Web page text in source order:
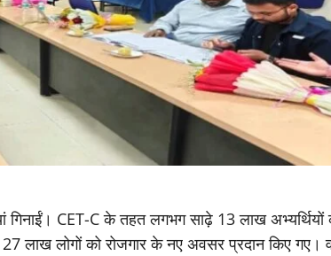
गिनाईं। CET-C के तहत लगभग साढ़े 13 लाख अभ्यर्थियों
लाख लोगों को रोजगार के नए अवसर प्रदान किए गए।